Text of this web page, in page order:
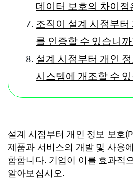
데이터 보호의 차이점
조직이 설계 시점부터
를 인증할 수 있습니까
설계 시점부터 개인
시스템에 개조할 수
설계 시점부터 개인 정보 보호
제품과 서비스의 개발 및 사용
합합니다. 기업이 이를 효과적
알아보십시오.